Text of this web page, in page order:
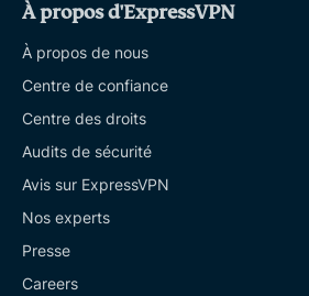
À propos d'ExpressVPN
À propos de nous
Centre de confiance
Centre des droits
Audits de sécurité
Avis sur ExpressVPN
Nos experts
Presse
Careers